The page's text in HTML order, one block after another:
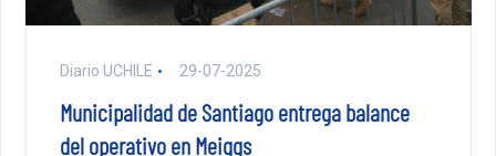
Diario UCHILE 29-07-2025
Municipalidad de Santiago entrega balance
del operativo en Meiggs